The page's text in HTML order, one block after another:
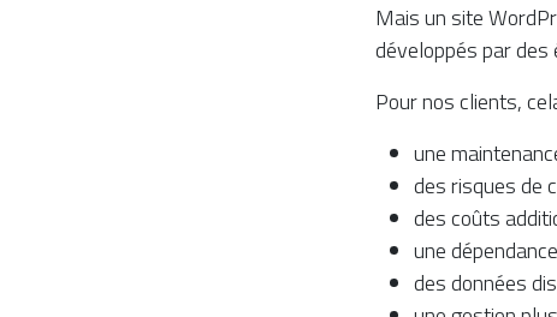
Mais un site
développés par
Pour nos clients,
une
des risques de
des coûts
une
des données